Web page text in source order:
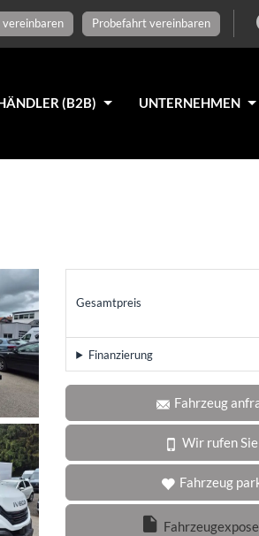
vereinbaren Probefahrt vereinbaren
(B2B) UNTERNEHMEN
Gesamtpreis
Finanzierung
Fahrzeug
Wir rufen
Fahrzeug